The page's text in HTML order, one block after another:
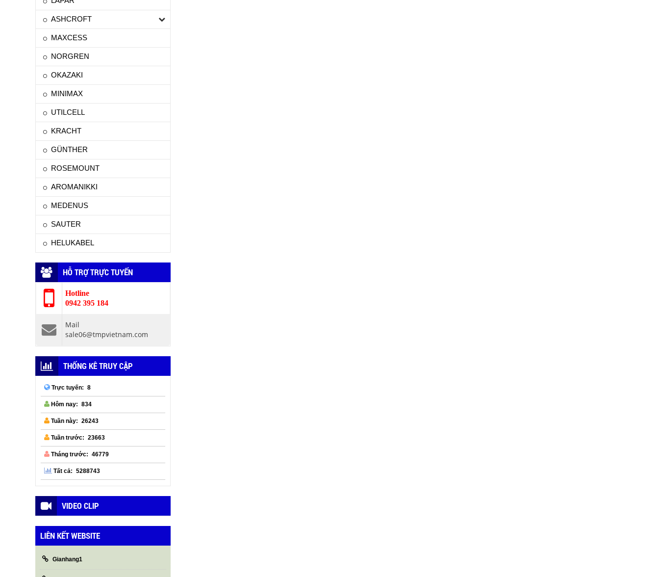
ASHCROFT
MAXCESS
NORGREN
OKAZAKI
MINIMAX
UTILCELL
KRACHT
GÜNTHER
ROSEMOUNT
AROMANIKKI
MEDENUS
SAUTER
HELUKABEL
HỖ TRỢ TRỰC TUYẾN
Hotline
0942 395 184
Mail
sale06@tmpvietnam.com
THỐNG KÊ TRUY CẬP
Trực tuyến: 8
Hôm nay: 834
Tuần này: 26243
Tuần trước: 23663
Tháng trước: 46779
Tất cả: 5288743
VIDEO CLIP
LIÊN KẾT WEBSITE
Gianhang1